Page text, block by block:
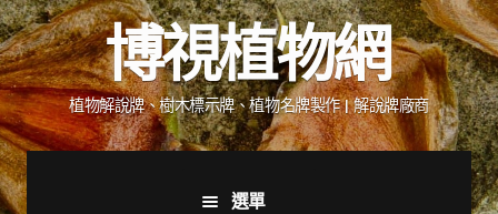
跳
至
導
覽
列
跳
至
主
要
內
容
博視植物網
植物解說牌、樹木標示牌、植物名牌製作 | 解說牌廠商
選單